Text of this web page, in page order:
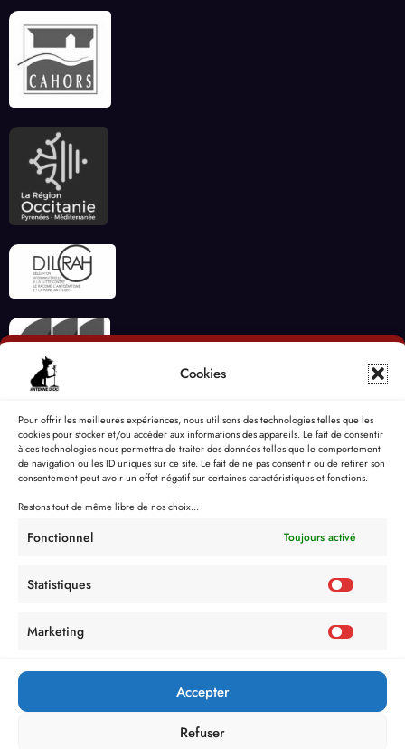
Cookies
Pour offrir les meilleures expériences, nous utilisons des technologies telles que les
cookies pour stocker et/ou accéder aux informations des appareils. Le fait de consentir
à ces technologies nous permettra de traiter des données telles que le comportement
de navigation ou les ID uniques sur ce site. Le fait de ne pas consentir ou de retirer son
consentement peut avoir un effet négatif sur certaines caractéristiques et fonctions.
Restons tout de même libre de nos choix...
Fonctionnel Toujours activé
Statistiques
Marketing
Accepter
Refuser